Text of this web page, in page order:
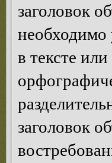
заголовок
необходимо
в тексте
заголовок